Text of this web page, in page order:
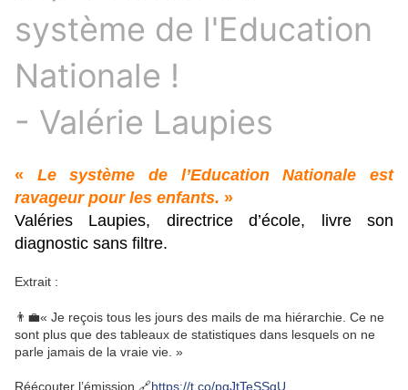
système de l'Education
Nationale !
- Valérie Laupies
« Le système de l’Education Nationale est
ravageur pour les enfants. »
Valéries Laupies, directrice d’école, livre son
diagnostic sans filtre.
Extrait :
👨‍💼« Je reçois tous les jours des mails de ma hiérarchie. Ce ne
sont plus que des tableaux de statistiques dans lesquels on ne
parle jamais de la vraie vie. »
Réécouter l’émission 🔗https://t.co/pgJtTeSSgU